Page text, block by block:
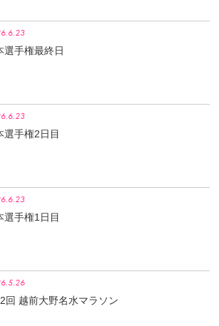
選手権最終日
選手権2日目
選手権1日目
回 越前大野名水マラソン